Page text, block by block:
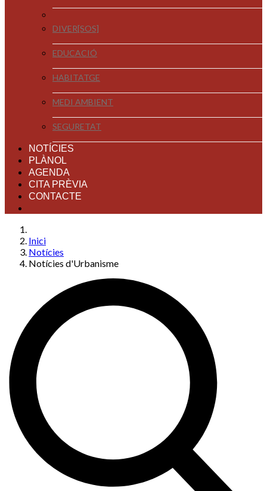
DIVER[SOS]
EDUCACIÓ
HABITATGE
MEDI AMBIENT
SEGURETAT
NOTÍCIES
PLÀNOL
AGENDA
CITA PRÈVIA
CONTACTE
Inici
Notícies
Notícies d'Urbanisme